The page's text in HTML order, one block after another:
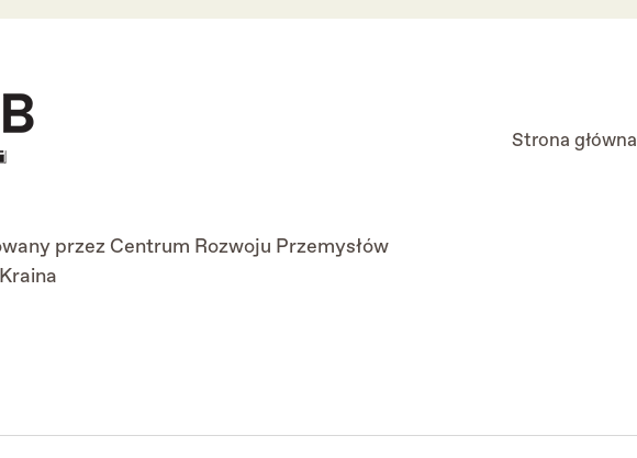
przez Centrum Rozwoju Przemysłów
Strona główna